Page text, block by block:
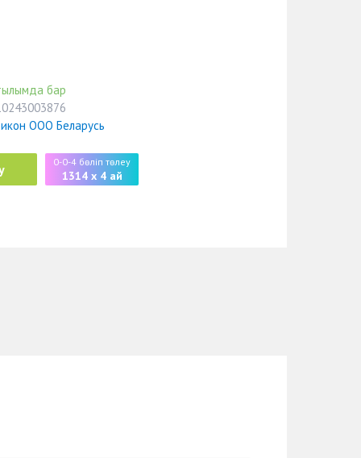
бар
ООО Беларусь
0-0-4 бөліп төлеу
1314 x 4 ай